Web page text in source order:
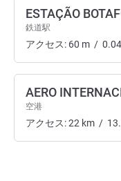
ESTAÇÃO
鉄道駅
アクセス: 60 m / 0.04
AERO
空港
アクセス:22 km /